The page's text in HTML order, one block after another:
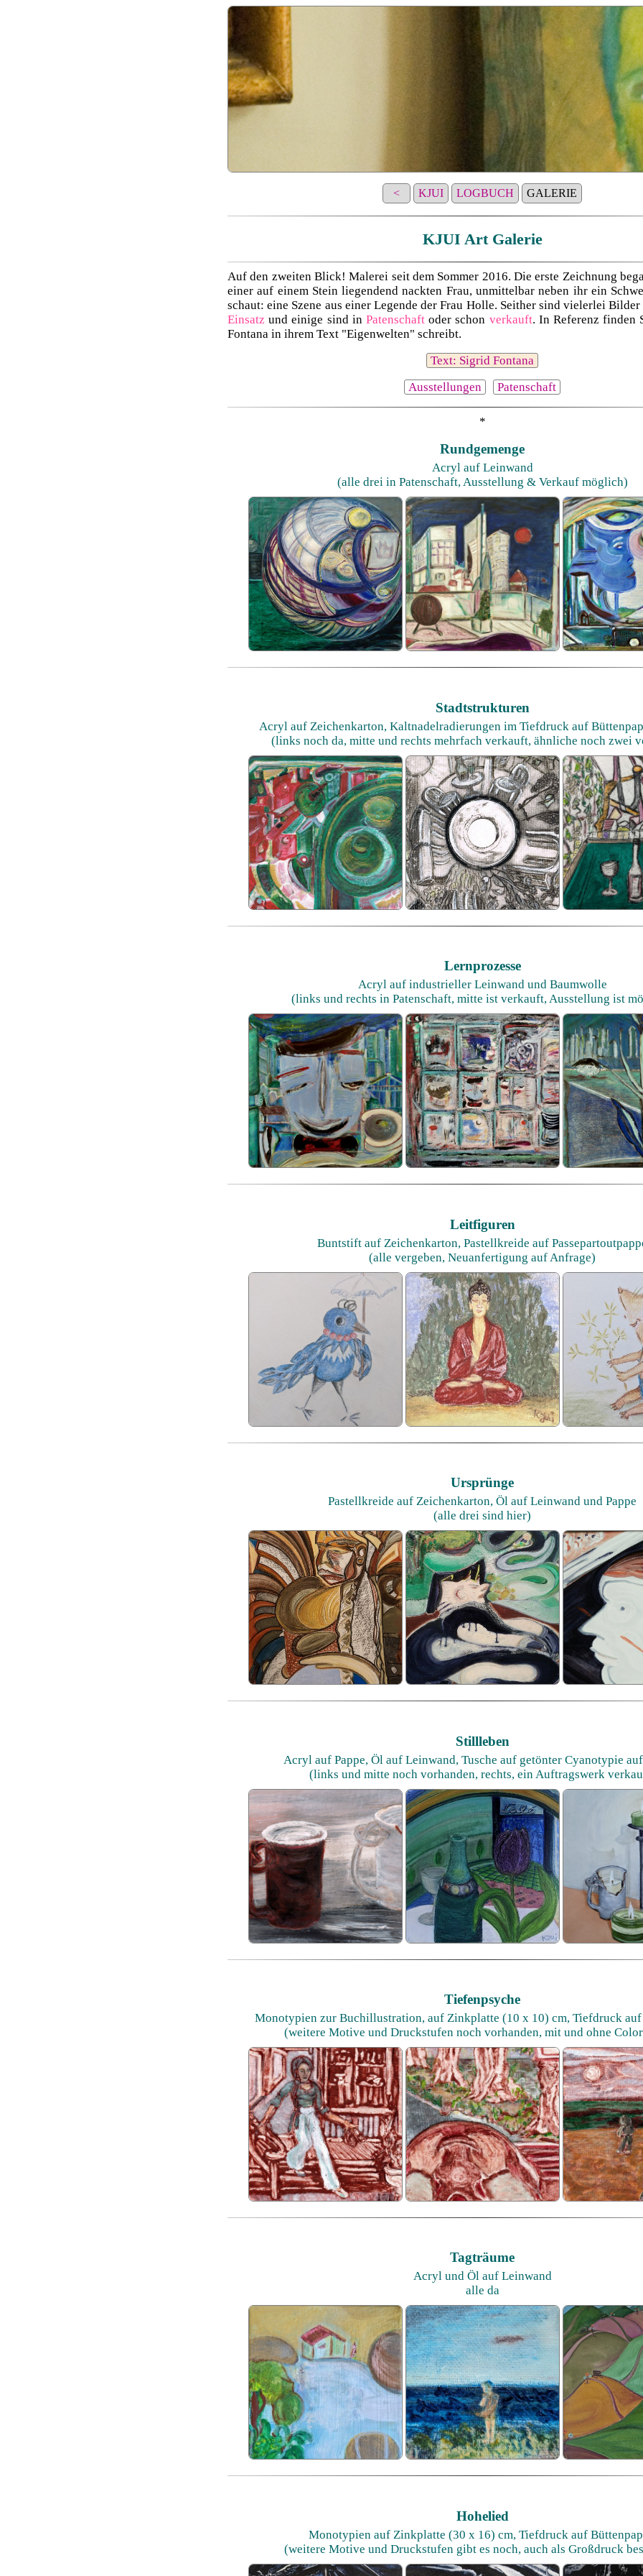
< KJUI LOGBUCH GALERIE
KJUI Art Galerie
Auf den zweiten Blick! Malerei seit dem Sommer 2016. Die erste Zeichnung
einer auf einem Stein liegendend nackten Frau, unmittelbar neben ihr ein
schaut: eine Szene aus einer Legende der Frau Holle. Seither sind vielerlei
Einsatz und einige sind in Patenschaft oder schon verkauft. In Referenz finden
Fontana in ihrem Text "Eigenwelten" schreibt.
Text: Sigrid Fontana
Ausstellungen
Patenschaft
*
Rundgemenge
Acryl auf Leinwand
(alle drei in Patenschaft, Ausstellung & Verkauf möglich)
Stadtstrukturen
Acryl auf Zeichenkarton, Kaltnadelradierungen im Tiefdruck auf
(links noch da, mitte und rechts mehrfach verkauft, ähnliche noch zwei
Lernprozesse
Acryl auf industrieller Leinwand und Baumwolle
(links und rechts in Patenschaft, mitte ist verkauft, Ausstellung ist
Leitfiguren
Buntstift auf Zeichenkarton, Pastellkreide auf
(alle vergeben, Neuanfertigung auf Anfrage)
Ursprünge
Pastellkreide auf Zeichenkarton, Öl auf Leinwand und Pappe
(alle drei sind hier)
Stillleben
Acryl auf Pappe, Öl auf Leinwand, Tusche auf getönter Cyanotypie
(links und mitte noch vorhanden, rechts, ein Auftragswerk
Tiefenpsyche
Monotypien zur Buchillustration, auf Zinkplatte (10 x 10) cm, Tiefdruck
(weitere Motive und Druckstufen noch vorhanden, mit und ohne
Tagträume
Acryl und Öl auf Leinwand
alle da
Hohelied
Monotypien auf Zinkplatte (30 x 16) cm, Tiefdruck auf
(weitere Motive und Druckstufen gibt es noch, auch als Großdruck